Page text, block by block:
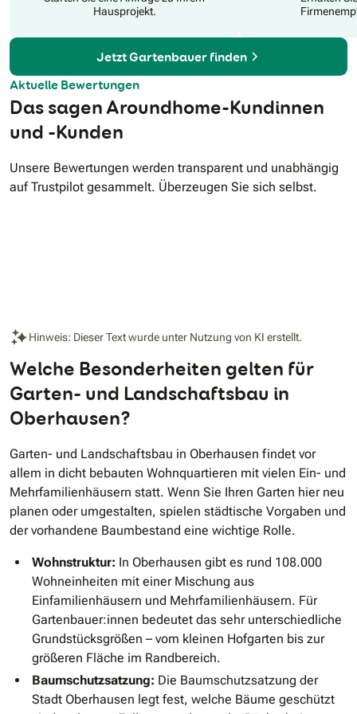
Hausprojekt.
Jetzt Gartenbauer finden
Aktuelle Bewertungen
Das sagen Aroundhome-Kundinnen
und -Kunden
Unsere Bewertungen werden transparent und unabhängig
auf Trustpilot gesammelt. Überzeugen Sie sich selbst.
Hinweis: Dieser Text wurde unter Nutzung von KI erstellt.
Welche Besonderheiten gelten für
Garten- und Landschaftsbau in
Oberhausen?
Garten- und Landschaftsbau in Oberhausen findet vor
allem in dicht bebauten Wohnquartieren mit vielen Ein- und
Mehrfamilienhäusern statt. Wenn Sie Ihren Garten hier neu
planen oder umgestalten, spielen städtische Vorgaben und
der vorhandene Baumbestand eine wichtige Rolle.
Wohnstruktur: In Oberhausen gibt es rund 108.000
Wohneinheiten mit einer Mischung aus
Einfamilienhäusern und Mehrfamilienhäusern. Für
Gartenbauer:innen bedeutet das sehr unterschiedliche
Grundstücksgrößen – vom kleinen Hofgarten bis zur
größeren Fläche im Randbereich.
Baumschutzsatzung: Die Baumschutzsatzung der
Stadt Oberhausen legt fest, welche Bäume geschützt